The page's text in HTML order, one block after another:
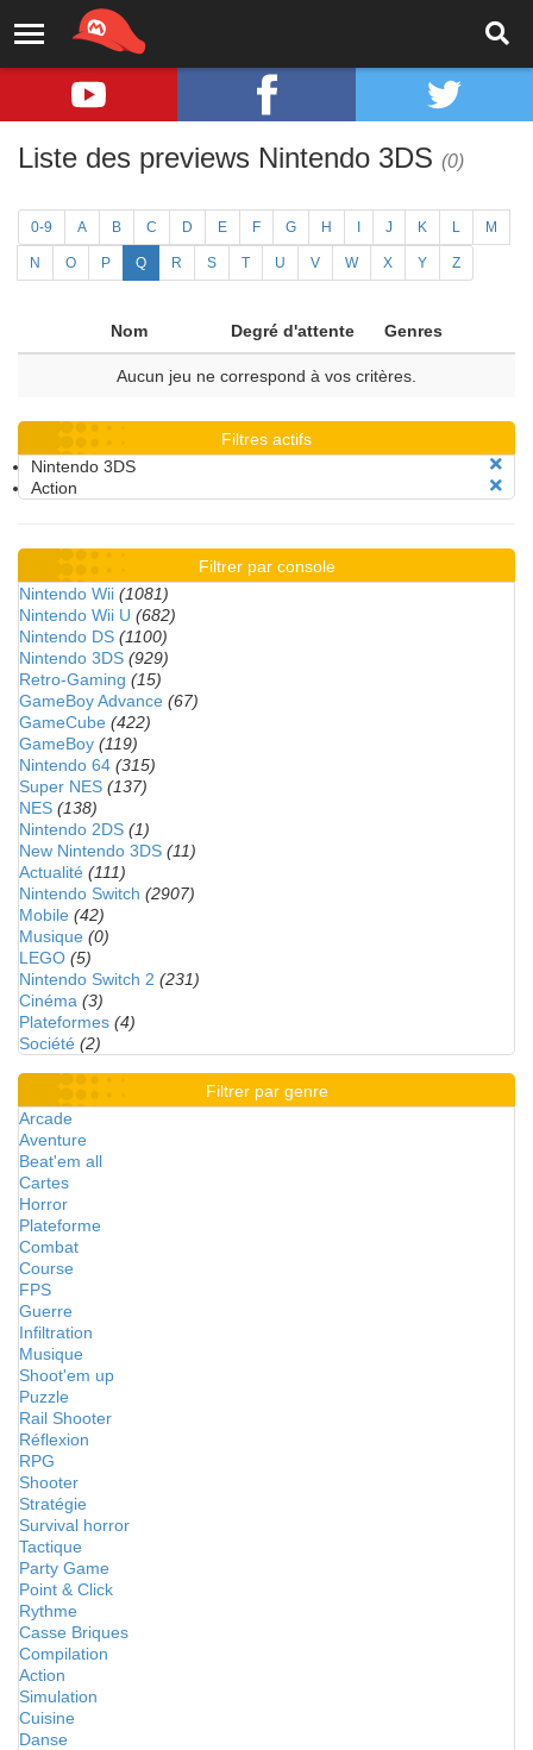
Liste des previews Nintendo 3DS (0)
0-9 A B C D E F G H J K L M
N O P Q R S T U V W X Y Z
Nom Degré d'attente Genres
Aucun jeu ne correspond à vos critères.
Filtres actifs
Nintendo 3DS
Action
Filtrer par console
Nintendo Wii (1081)
Nintendo Wii U (682)
Nintendo DS (1100)
Nintendo 3DS (929)
Retro-Gaming (15)
GameBoy Advance (67)
GameCube (422)
GameBoy (119)
Nintendo 64 (315)
Super NES (137)
NES (138)
Nintendo 2DS (1)
New Nintendo 3DS (11)
Actualité (111)
Nintendo Switch (2907)
Mobile (42)
Musique (0)
LEGO (5)
Nintendo Switch 2 (231)
Cinéma (3)
Plateformes (4)
Société (2)
Filtrer par genre
Arcade
Aventure
Beat'em all
Cartes
Horror
Plateforme
Combat
Course
FPS
Guerre
Infiltration
Musique
Shoot'em up
Puzzle
Rail Shooter
Réflexion
RPG
Shooter
Stratégie
Survival horror
Tactique
Party Game
Point & Click
Rythme
Casse Briques
Compilation
Action
Simulation
Cuisine
Danse